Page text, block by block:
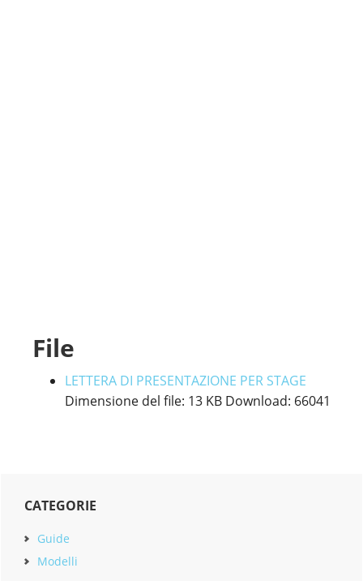
File
LETTERA DI PRESENTAZIONE PER STAGE
Dimensione del file: 13 KB Download: 66041
Primary
Sidebar
CATEGORIE
Guide
Modelli